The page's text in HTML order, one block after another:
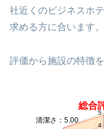
社近くのビジネスホ
求める方に合います。
評価から施設の特徴
4
5
総合
清潔さ：5.00